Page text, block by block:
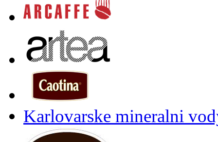
Karlovarske mineralni